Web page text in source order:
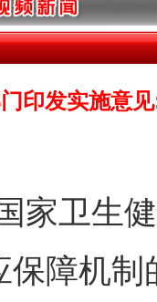
印发实施意
卫生健
保障机